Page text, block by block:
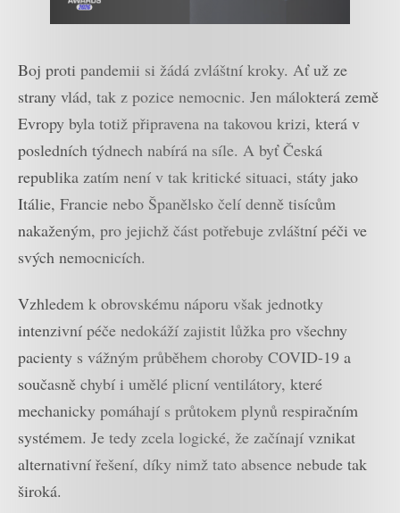
Boj proti pandemii si žádá zvláštní kroky. Ať už ze
strany vlád, tak z pozice nemocnic. Jen málokterá země
Evropy byla totiž připravena na takovou krizi, která v
posledních týdnech nabírá na síle. A byť Česká
republika zatím není v tak kritické situaci, státy jako
Itálie, Francie nebo Španělsko čelí denně tisícům
nakaženým, pro jejichž část potřebuje zvláštní péči ve
svých nemocnicích.
Vzhledem k obrovskému náporu však jednotky
intenzivní péče nedokáží zajistit lůžka pro všechny
pacienty s vážným průběhem choroby COVID-19 a
současně chybí i umělé plicní ventilátory, které
mechanicky pomáhají s průtokem plynů respiračním
systémem. Je tedy zcela logické, že začínají vznikat
alternativní řešení, díky nimž tato absence nebude tak
široká.